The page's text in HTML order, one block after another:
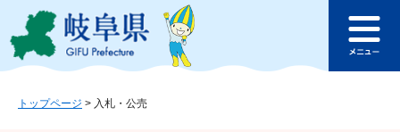
ジ
ュ
このページの本文へ
ュ
トップページ > 入札・公売